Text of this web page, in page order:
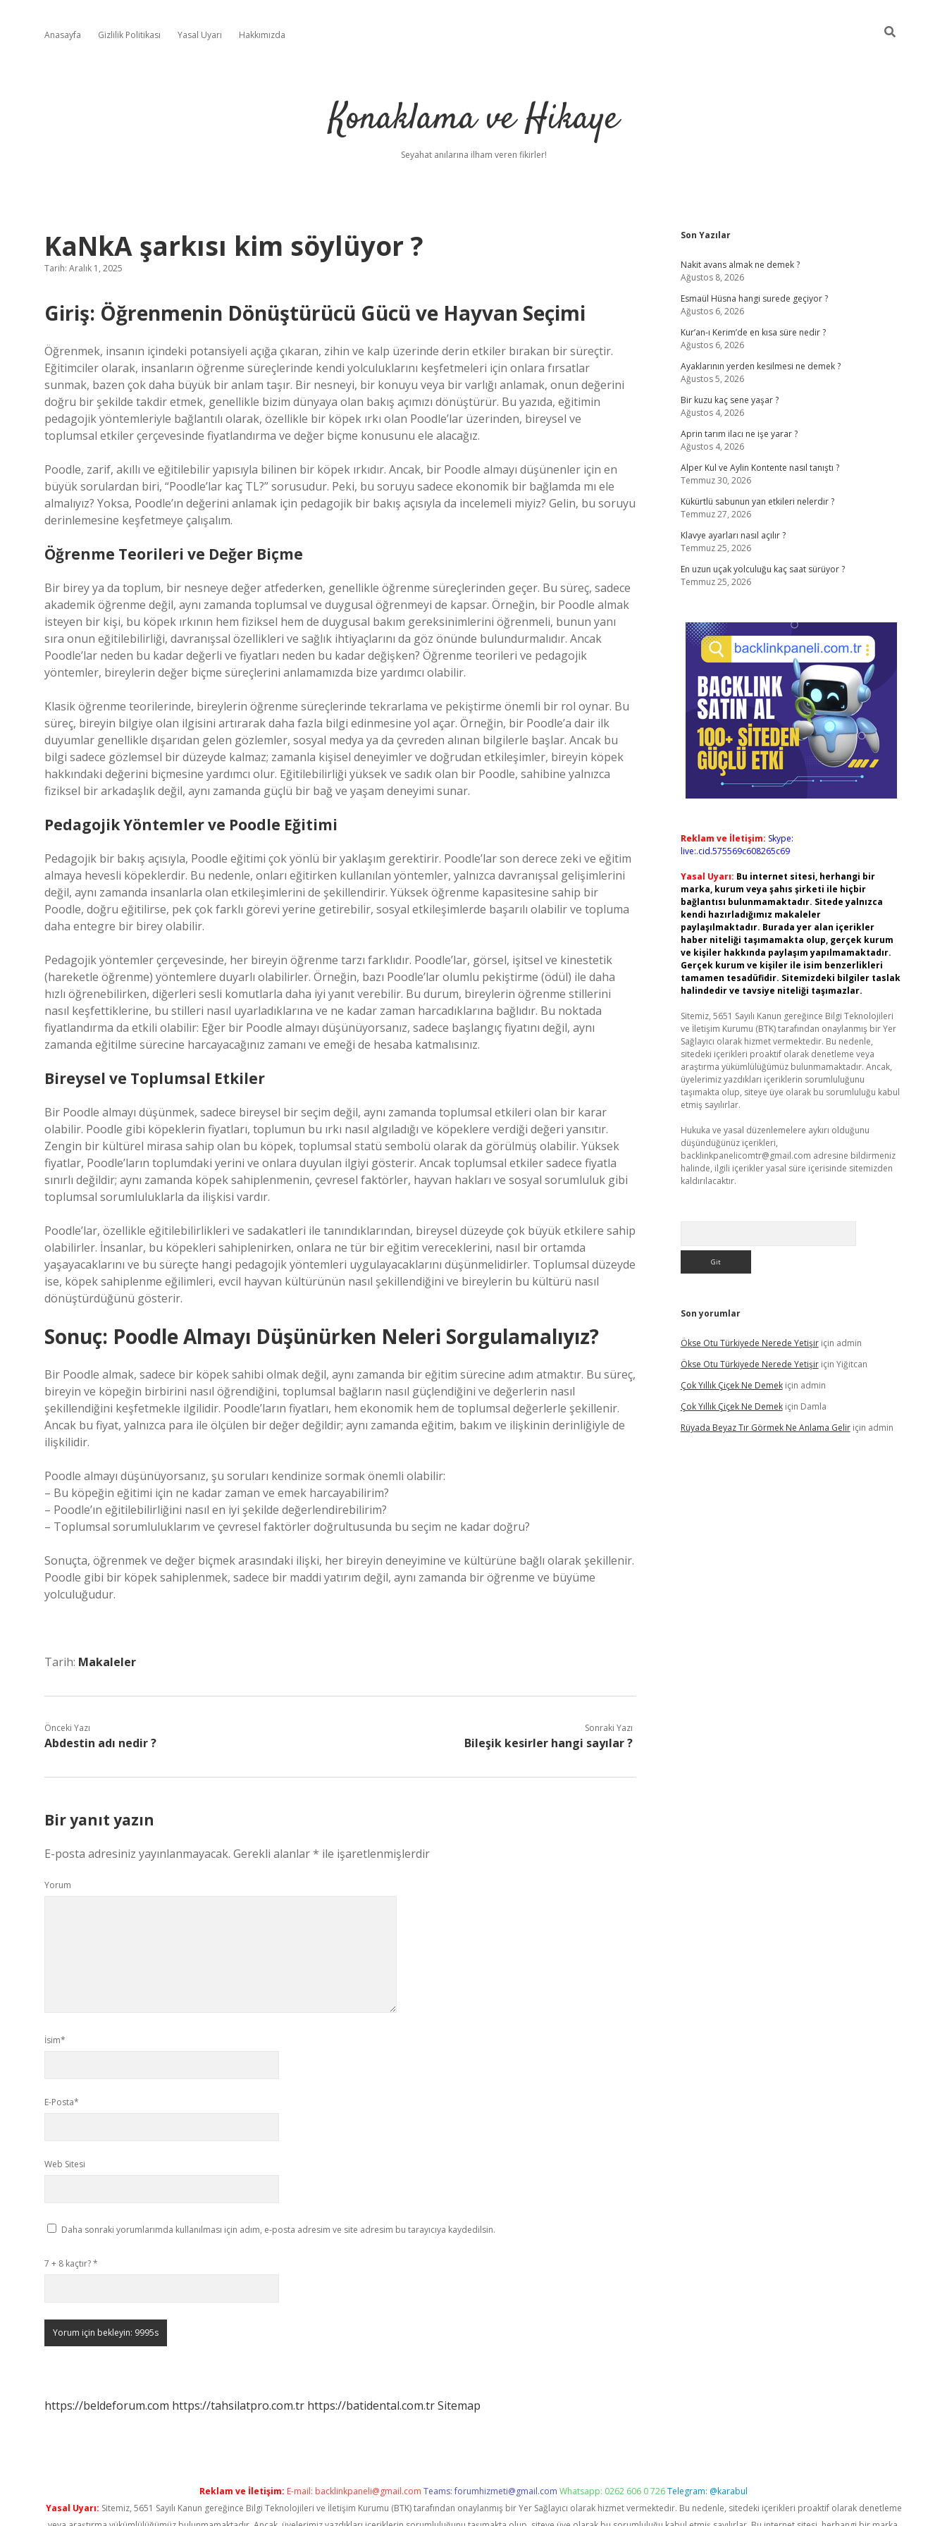
Anasayfa Gizlilik Politikası Yasal Uyarı Hakkımızda
Konaklama ve Hikaye
Seyahat anılarına ilham veren fikirler!
KaNkA şarkısı kim söylüyor ?
Tarih: Aralık 1, 2025
Giriş: Öğrenmenin Dönüştürücü Gücü ve Hayvan Seçimi
Öğrenmek, insanın içindeki potansiyeli açığa çıkaran, zihin ve kalp üzerinde derin etkiler bırakan bir süreçtir.
Eğitimciler olarak, insanların öğrenme süreçlerinde kendi yolculuklarını keşfetmeleri için onlara fırsatlar
sunmak, bazen çok daha büyük bir anlam taşır. Bir nesneyi, bir konuyu veya bir varlığı anlamak, onun değerini
doğru bir şekilde takdir etmek, genellikle bizim dünyaya olan bakış açımızı dönüştürür. Bu yazıda, eğitimin
pedagojik yöntemleriyle bağlantılı olarak, özellikle bir köpek ırkı olan Poodle’lar üzerinden, bireysel ve
toplumsal etkiler çerçevesinde fiyatlandırma ve değer biçme konusunu ele alacağız.
Poodle, zarif, akıllı ve eğitilebilir yapısıyla bilinen bir köpek ırkıdır. Ancak, bir Poodle almayı düşünenler için en
büyük sorulardan biri, “Poodle’lar kaç TL?” sorusudur. Peki, bu soruyu sadece ekonomik bir bağlamda mı ele
almalıyız? Yoksa, Poodle’ın değerini anlamak için pedagojik bir bakış açısıyla da incelemeli miyiz? Gelin, bu soruyu
derinlemesine keşfetmeye çalışalım.
Öğrenme Teorileri ve Değer Biçme
Bir birey ya da toplum, bir nesneye değer atfederken, genellikle öğrenme süreçlerinden geçer. Bu süreç, sadece
akademik öğrenme değil, aynı zamanda toplumsal ve duygusal öğrenmeyi de kapsar. Örneğin, bir Poodle almak
isteyen bir kişi, bu köpek ırkının hem fiziksel hem de duygusal bakım gereksinimlerini öğrenmeli, bunun yanı
sıra onun eğitilebilirliği, davranışsal özellikleri ve sağlık ihtiyaçlarını da göz önünde bulundurmalıdır. Ancak
Poodle’lar neden bu kadar değerli ve fiyatları neden bu kadar değişken? Öğrenme teorileri ve pedagojik
yöntemler, bireylerin değer biçme süreçlerini anlamamızda bize yardımcı olabilir.
Klasik öğrenme teorilerinde, bireylerin öğrenme süreçlerinde tekrarlama ve pekiştirme önemli bir rol oynar. Bu
süreç, bireyin bilgiye olan ilgisini artırarak daha fazla bilgi edinmesine yol açar. Örneğin, bir Poodle’a dair ilk
duyumlar genellikle dışarıdan gelen gözlemler, sosyal medya ya da çevreden alınan bilgilerle başlar. Ancak bu
bilgi sadece gözlemsel bir düzeyde kalmaz; zamanla kişisel deneyimler ve doğrudan etkileşimler, bireyin köpek
hakkındaki değerini biçmesine yardımcı olur. Eğitilebilirliği yüksek ve sadık olan bir Poodle, sahibine yalnızca
fiziksel bir arkadaşlık değil, aynı zamanda güçlü bir bağ ve yaşam deneyimi sunar.
Pedagojik Yöntemler ve Poodle Eğitimi
Pedagojik bir bakış açısıyla, Poodle eğitimi çok yönlü bir yaklaşım gerektirir. Poodle’lar son derece zeki ve eğitim
almaya hevesli köpeklerdir. Bu nedenle, onları eğitirken kullanılan yöntemler, yalnızca davranışsal gelişimlerini
değil, aynı zamanda insanlarla olan etkileşimlerini de şekillendirir. Yüksek öğrenme kapasitesine sahip bir
Poodle, doğru eğitilirse, pek çok farklı görevi yerine getirebilir, sosyal etkileşimlerde başarılı olabilir ve topluma
daha entegre bir birey olabilir.
Pedagojik yöntemler çerçevesinde, her bireyin öğrenme tarzı farklıdır. Poodle’lar, görsel, işitsel ve kinestetik
(hareketle öğrenme) yöntemlere duyarlı olabilirler. Örneğin, bazı Poodle’lar olumlu pekiştirme (ödül) ile daha
hızlı öğrenebilirken, diğerleri sesli komutlarla daha iyi yanıt verebilir. Bu durum, bireylerin öğrenme stillerini
nasıl keşfettiklerine, bu stilleri nasıl uyarladıklarına ve ne kadar zaman harcadıklarına bağlıdır. Bu noktada
fiyatlandırma da etkili olabilir: Eğer bir Poodle almayı düşünüyorsanız, sadece başlangıç fiyatını değil, aynı
zamanda eğitilme sürecine harcayacağınız zamanı ve emeği de hesaba katmalısınız.
Bireysel ve Toplumsal Etkiler
Bir Poodle almayı düşünmek, sadece bireysel bir seçim değil, aynı zamanda toplumsal etkileri olan bir karar
olabilir. Poodle gibi köpeklerin fiyatları, toplumun bu ırkı nasıl algıladığı ve köpeklere verdiği değeri yansıtır.
Zengin bir kültürel mirasa sahip olan bu köpek, toplumsal statü sembolü olarak da görülmüş olabilir. Yüksek
fiyatlar, Poodle’ların toplumdaki yerini ve onlara duyulan ilgiyi gösterir. Ancak toplumsal etkiler sadece fiyatla
sınırlı değildir; aynı zamanda köpek sahiplenmenin, çevresel faktörler, hayvan hakları ve sosyal sorumluluk gibi
toplumsal sorumluluklarla da ilişkisi vardır.
Poodle’lar, özellikle eğitilebilirlikleri ve sadakatleri ile tanındıklarından, bireysel düzeyde çok büyük etkilere sahip
olabilirler. İnsanlar, bu köpekleri sahiplenirken, onlara ne tür bir eğitim vereceklerini, nasıl bir ortamda
yaşayacaklarını ve bu süreçte hangi pedagojik yöntemleri uygulayacaklarını düşünmelidirler. Toplumsal düzeyde
ise, köpek sahiplenme eğilimleri, evcil hayvan kültürünün nasıl şekillendiğini ve bireylerin bu kültürü nasıl
dönüştürdüğünü gösterir.
Sonuç: Poodle Almayı Düşünürken Neleri Sorgulamalıyız?
Bir Poodle almak, sadece bir köpek sahibi olmak değil, aynı zamanda bir eğitim sürecine adım atmaktır. Bu süreç,
bireyin ve köpeğin birbirini nasıl öğrendiğini, toplumsal bağların nasıl güçlendiğini ve değerlerin nasıl
şekillendiğini keşfetmekle ilgilidir. Poodle’ların fiyatları, hem ekonomik hem de toplumsal değerlerle şekillenir.
Ancak bu fiyat, yalnızca para ile ölçülen bir değer değildir; aynı zamanda eğitim, bakım ve ilişkinin derinliğiyle de
ilişkilidir.
Poodle almayı düşünüyorsanız, şu soruları kendinize sormak önemli olabilir:
– Bu köpeğin eğitimi için ne kadar zaman ve emek harcayabilirim?
– Poodle’ın eğitilebilirliğini nasıl en iyi şekilde değerlendirebilirim?
– Toplumsal sorumluluklarım ve çevresel faktörler doğrultusunda bu seçim ne kadar doğru?
Sonuçta, öğrenmek ve değer biçmek arasındaki ilişki, her bireyin deneyimine ve kültürüne bağlı olarak şekillenir.
Poodle gibi bir köpek sahiplenmek, sadece bir maddi yatırım değil, aynı zamanda bir öğrenme ve büyüme
yolculuğudur.
Tarih: Makaleler
Önceki Yazı
Abdestin adı nedir ?
Sonraki Yazı
Bileşik kesirler hangi sayılar ?
Bir yanıt yazın
E-posta adresiniz yayınlanmayacak. Gerekli alanlar* ile işaretlenmişlerdir
Yorum
İsim*
E-Posta*
Web Sitesi
Daha sonraki yorumlarımda kullanılması için adım, e-posta adresim ve site adresim bu tarayıcıya kaydedilsin.
7 + 8 kaçtır?*
https://beldeforum.com https://tahsilatpro.com.tr https://batidental.com.trSitemap
Sidebar
Son Yazılar
Nakit avans almak ne demek ?
Ağustos 8, 2026
Esmaül Hüsna hangi surede geçiyor ?
Ağustos 6, 2026
Kur’an-ı Kerim’de en kısa süre nedir ?
Ağustos 6, 2026
Ayaklarının yerden kesilmesi ne demek ?
Ağustos 5, 2026
Bir kuzu kaç sene yaşar ?
Ağustos 4, 2026
Aprin tarım ilacı ne işe yarar ?
Ağustos 4, 2026
Alper Kul ve Aylin Kontente nasıl tanıştı ?
Temmuz 30, 2026
Kükürtlü sabunun yan etkileri nelerdir ?
Temmuz 27, 2026
Klavye ayarları nasıl açılır ?
Temmuz 25, 2026
En uzun uçak yolculuğu kaç saat sürüyor ?
Temmuz 25, 2026
Reklam ve İletişim: Skype:
live:.cid.575569c608265c69
Yasal Uyarı: Bu internet sitesi, herhangi bir
marka, kurum veya şahıs şirketi ile hiçbir
bağlantısı bulunmamaktadır. Sitede yalnızca
kendi hazırladığımız makaleler
paylaşılmaktadır. Burada yer alan içerikler
haber niteliği taşımamakta olup, gerçek kurum
ve kişiler hakkında paylaşım yapılmamaktadır.
Gerçek kurum ve kişiler ile isim benzerlikleri
tamamen tesadüfidir. Sitemizdeki bilgiler taslak
halindedir ve tavsiye niteliği taşımazlar.
Sitemiz, 5651 Sayılı Kanun gereğince Bilgi Teknolojileri
ve İletişim Kurumu (BTK) tarafından onaylanmış bir Yer
Sağlayıcı olarak hizmet vermektedir. Bu nedenle,
sitedeki içerikleri proaktif olarak denetleme veya
araştırma yükümlülüğümüz bulunmamaktadır. Ancak,
üyelerimiz yazdıkları içeriklerin sorumluluğunu
taşımakta olup, siteye üye olarak bu sorumluluğu kabul
etmiş sayılırlar.
Hukuka ve yasal düzenlemelere aykırı olduğunu
düşündüğünüz içerikleri,
backlinkpanelicomtr@gmail.com adresine bildirmeniz
halinde, ilgili içerikler yasal süre içerisinde sitemizden
kaldırılacaktır.
Son yorumlar
Ökse Otu Türkiyede Nerede Yetişiriçin admin
Ökse Otu Türkiyede Nerede Yetişiriçin Yiğitcan
Çok Yıllık Çiçek Ne Demekiçin admin
Çok Yıllık Çiçek Ne Demekiçin Damla
Rüyada Beyaz Tır Görmek Ne Anlama Geliriçin admin
Reklam ve İletişim: E-mail: backlinkpaneli@gmail.com Teams:forumhizmeti@gmail.com Whatsapp: 0262 606 0 726Telegram: @karabul
Yasal Uyarı: Sitemiz, 5651 Sayılı Kanun gereğince Bilgi Teknolojileri ve İletişim Kurumu (BTK) tarafından onaylanmış bir Yer Sağlayıcı olarak hizmet vermektedir. Bu nedenle, sitedeki içerikleri proaktif olarak denetleme